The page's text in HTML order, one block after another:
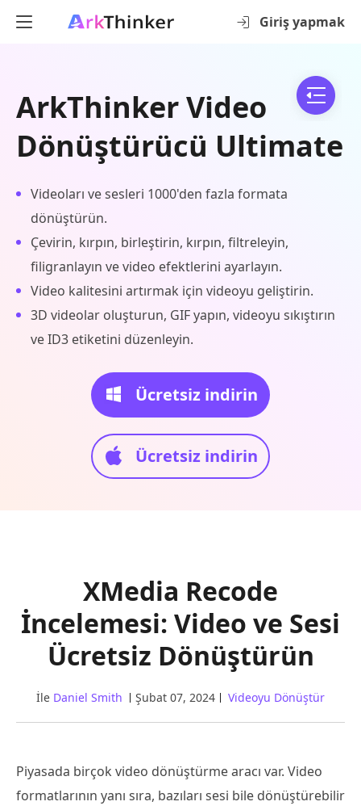
Giriş yapmak
ArkThinker Video
Dönüştürücü Ultimate
Videoları ve sesleri 1000'den fazla formata
dönüştürün.
Çevirin, kırpın, birleştirin, kırpın, filtreleyin,
filigranlayın ve video efektlerini ayarlayın.
Video kalitesini artırmak için videoyu geliştirin.
3D videolar oluşturun, GIF yapın, videoyu sıkıştırın
ve ID3 etiketini düzenleyin.
Ücretsiz indirin
Ücretsiz indirin
XMedia Recode
İncelemesi: Video ve Sesi
Ücretsiz Dönüştürün
İle Daniel Smith Şubat 07, 2024 Videoyu Dönüştür
Piyasada birçok video dönüştürme aracı var. Video
formatlarının yanı sıra, bazıları sesi bile dönüştürebilir